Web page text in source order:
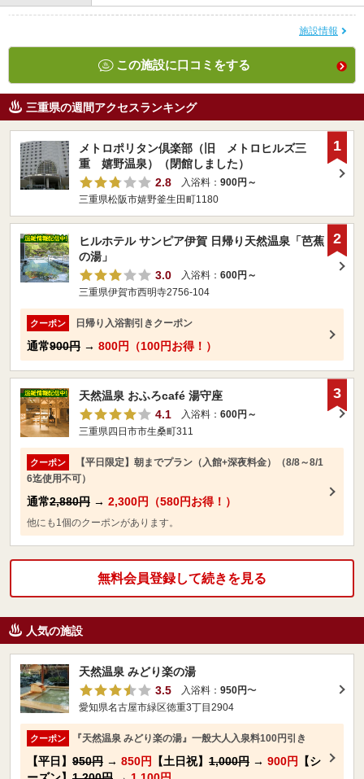
施設情報
この施設に口コミをする
三重県の週間アクセスランキング
メトロポリタン倶楽部（旧 メトロヒルズ三
重 嬉野温泉）（閉館しました）
2.8
入浴料： 900円～
三重県松阪市嬉野釜生田町1180
1
ヒルホテル サンピア伊賀 日帰り天然温泉「芭蕉
の湯」
3.0
入浴料： 600円～
三重県伊賀市西明寺2756-104
クーポン 日帰り入浴割引きクーポン
通常900円 → 800円（100円お得！）
2
天然温泉 おふろcafé 湯守座
4.1
入浴料： 600円～
三重県四日市市生桑町311
クーポン
【平日限定】朝までプラン（入館+深夜料金）（8/8～8/1
6迄使用不可）
通常2,880円 → 2,300円（580円お得！）
他にも1個のクーポンがあります。
3
無料会員登録して続きを見る
人気の施設
天然温泉 みどり楽の湯
3.5
入浴料： 950円〜
愛知県名古屋市緑区徳重3丁目2904
クーポン 『天然温泉 みどり楽の湯』一般大人入泉料100円引き
【平日】 950円 → 850円 【土日祝】 1,000円 → 900円
【シ